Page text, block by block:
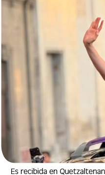
en 2026.